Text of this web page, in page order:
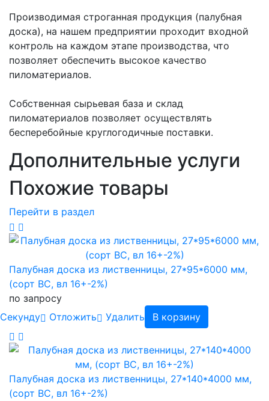
Производимая строганная продукция (палубная
доска), на нашем предприятии проходит входной
контроль на каждом этапе производства, что
позволяет обеспечить высокое качество
пиломатериалов.
Собственная сырьевая база и склад
пиломатериалов позволяет осуществлять
бесперебойные круглогодичные поставки.
Дополнительные услуги
Похожие товары
Перейти в раздел
Палубная доска из лиственницы, 27*95*6000 мм,
(сорт BC, вл 16+-2%)
по запросу
Cекунду
Отложить Удалить В корзину
Палубная доска из лиственницы, 27*140*4000 мм,
(сорт BC, вл 16+-2%)